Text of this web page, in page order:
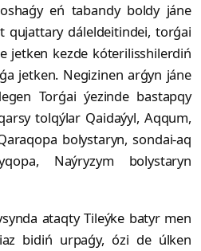
eń tabandy boldy jáne
qu­jat­tary dáleldeitindei, torǵai
jetken kezde kóterilisshilerdiń
jetken. Negizinen arǵyn jáne
Torǵai ýezinde bastapqy
tolqýlar Qaidaýyl, Aqqum,
bolystaryn, sondai-aq
Naýryzym bolystaryn
ataq­ty Tileýke batyr men
bidiń urpaǵy, ózi de úlken